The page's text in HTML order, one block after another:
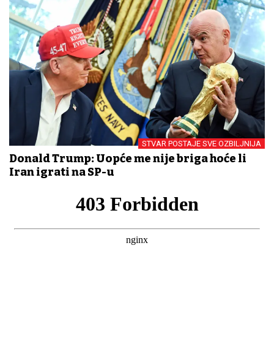
STVAR POSTAJE SVE OZBILJNIJA
Donald Trump: Uopće me nije briga hoće li
Iran igrati na SP-u